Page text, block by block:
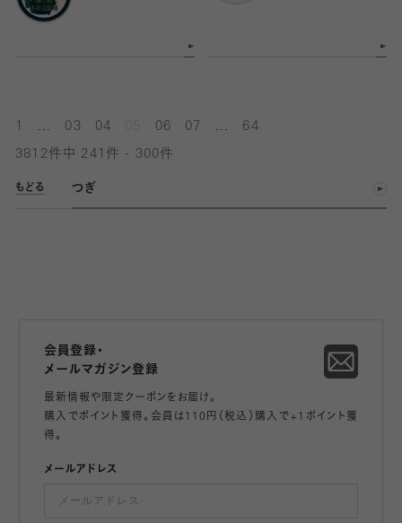
03 04 06 07 64
3812件中 241件 - 300件
もどる つぎ
会員登録・
メールマガジン登録
最新情報や限定クーポンをお届け。
購入でポイント獲得。会員は110円（税込）購入で+1ポイント獲
得。
メールアドレス